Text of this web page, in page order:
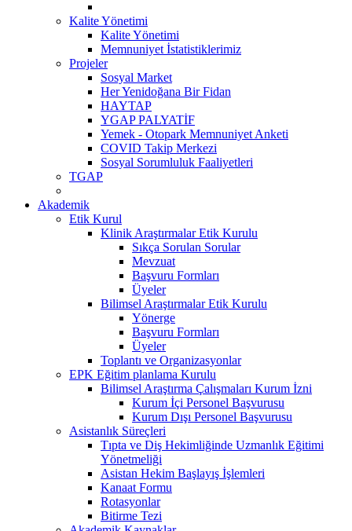
Kalite Yönetimi
Kalite Yönetimi
Memnuniyet İstatistiklerimiz
Projeler
Sosyal Market
Her Yenidoğana Bir Fidan
HAYTAP
YGAP PALYATİF
Yemek - Otopark Memnuniyet Anketi
COVID Takip Merkezi
Sosyal Sorumluluk Faaliyetleri
TGAP
Akademik
Etik Kurul
Klinik Araştırmalar Etik Kurulu
Sıkça Sorulan Sorular
Mevzuat
Başvuru Formları
Üyeler
Bilimsel Araştırmalar Etik Kurulu
Yönerge
Başvuru Formları
Üyeler
Toplantı ve Organizasyonlar
EPK Eğitim planlama Kurulu
Bilimsel Araştırma Çalışmaları Kurum İzni
Kurum İçi Personel Başvurusu
Kurum Dışı Personel Başvurusu
Asistanlık Süreçleri
Tıpta ve Diş Hekimliğinde Uzmanlık Eğitimi
Yönetmeliği
Asistan Hekim Başlayış İşlemleri
Kanaat Formu
Rotasyonlar
Bitirme Tezi